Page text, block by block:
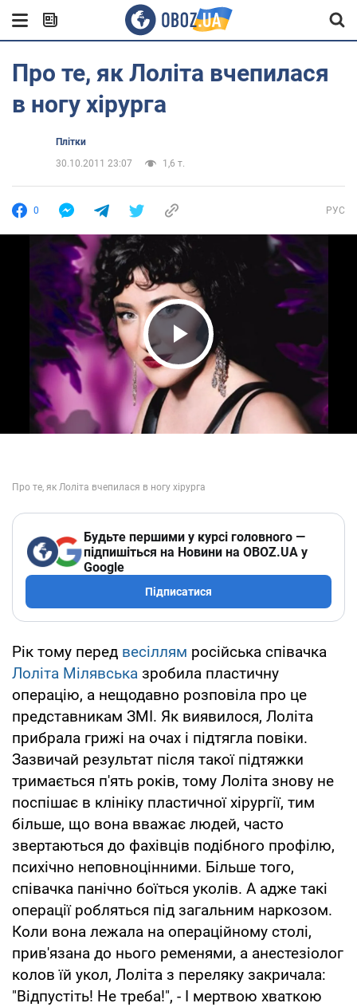
Про те, як Лоліта вчепилася
в ногу хірурга
Плітки
30.10.2011 23:07
1,6 т.
0 РУС
Play Video
Будьте першими у курсі головного —
підпишіться на Новини на OBOZ.UA у
Google
Підписатися
Рік тому перед весіллям російська співачка
Лоліта Мілявська зробила пластичну
операцію, а нещодавно розповіла про це
представникам ЗМІ. Як виявилося, Лоліта
прибрала грижі на очах і підтягла повіки.
Зазвичай результат після такої підтяжки
тримається п'ять років, тому Лоліта знову не
поспішає в клініку пластичної хірургії, тим
більше, що вона вважає людей, часто
звертаються до фахівців подібного профілю,
психічно неповноцінними. Більше того,
співачка панічно боїться уколів. А адже такі
операції робляться під загальним наркозом.
Коли вона лежала на операційному столі,
прив'язана до нього ременями, а анестезіолог
колов їй укол, Лоліта з переляку закричала:
"Відпустіть! Не треба!", - І мертвою хваткою